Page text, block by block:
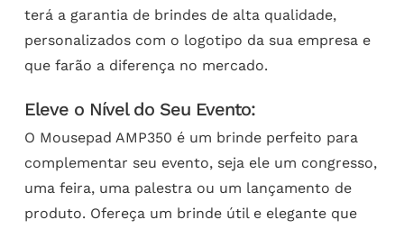
terá a garantia de brindes de alta qualidade,
personalizados com o logotipo da sua empresa e
que farão a diferença no mercado.
Eleve o Nível do Seu Evento:
O Mousepad AMP350 é um brinde perfeito para
complementar seu evento, seja ele um congresso,
uma feira, uma palestra ou um lançamento de
produto. Ofereça um brinde útil e elegante que